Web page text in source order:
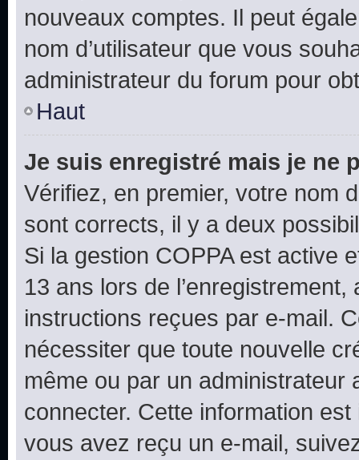
nouveaux comptes. Il peut
nom d’utilisateur que vous
administrateur du forum pour
Haut
Je suis enregistré mais je ne
Vérifiez, en premier, votre nom
sont corrects, il y a deux
Si la gestion COPPA est active
13 ans lors de
instructions reçues par e-mail.
nécessiter que toute nouvelle
même ou par un
connecter. Cette information
vous avez reçu un e-mail,